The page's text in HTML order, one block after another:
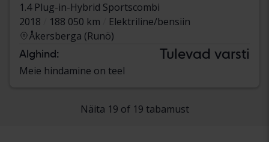
1.4 Plug-in-Hybrid Sportscombi
2018
188 050 km
Elektriline/bensiin
Åkersberga (Runö)
Alghind: Tulevad varsti
Meie hindamine on teel
Näita 19 of 19 tabamust